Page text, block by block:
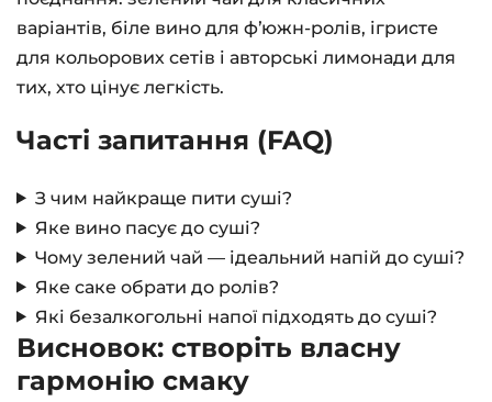
варіантів, біле вино для фʼюжн-ролів, ігристе
для кольорових сетів і авторські лимонади для
тих, хто цінує легкість.
Часті запитання (FAQ)
З чим найкраще пити суші?
Яке вино пасує до суші?
Чому зелений чай — ідеальний напій до суші?
Яке саке обрати до ролів?
Які безалкогольні напої підходять до суші?
Висновок: створіть власну
гармонію смаку